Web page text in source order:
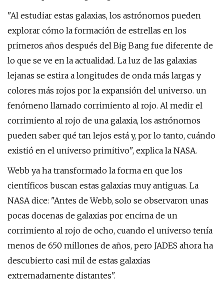
"Al estudiar estas galaxias, los astrónomos pueden
explorar cómo la formación de estrellas en los
primeros años después del Big Bang fue diferente de
lo que se ve en la actualidad. La luz de las galaxias
lejanas se estira a longitudes de onda más largas y
colores más rojos por la expansión del universo. un
fenómeno llamado corrimiento al rojo. Al medir el
corrimiento al rojo de una galaxia, los astrónomos
pueden saber qué tan lejos está y, por lo tanto, cuándo
existió en el universo primitivo", explica la NASA.
Webb ya ha transformado la forma en que los
científicos buscan estas galaxias muy antiguas. La
NASA dice: "Antes de Webb, solo se observaron unas
pocas docenas de galaxias por encima de un
corrimiento al rojo de ocho, cuando el universo tenía
menos de 650 millones de años, pero JADES ahora ha
descubierto casi mil de estas galaxias
extremadamente distantes".